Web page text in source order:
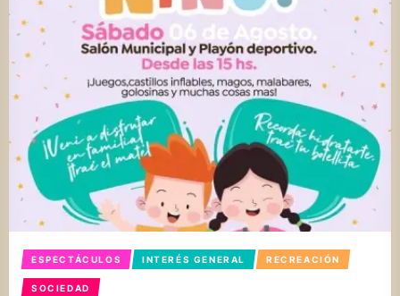
ESPECTÁCULOS INTERÉS GENERAL RECREACIÓN
SOCIEDAD